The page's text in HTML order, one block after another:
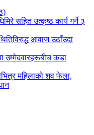
सहित उत्कृष्ठ कार्य गर्ने ३
आवाज उठाँउदा
उम्मेदवारहरूबीच कडा
महिलाको शव फेला,